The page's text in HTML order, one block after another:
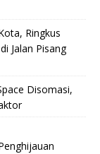
Ringkus
Jalan Pisang
Disomasi,